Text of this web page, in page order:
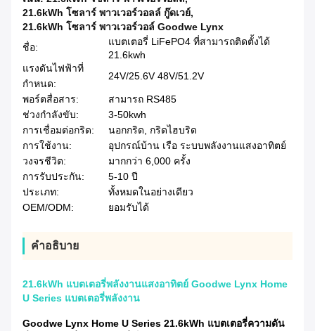
21.6kWh โซลาร์ พาวเวอร์วอลล์ กู๊ดเวย์,
21.6kWh โซลาร์ พาวเวอร์วอล์ Goodwe Lynx
ชื่อ:
แบตเตอรี่ LiFePO4 ที่สามารถติดตั้งได้
21.6kwh
แรงดันไฟฟ้าที่
กำหนด:
24V/25.6V 48V/51.2V
พอร์ตสื่อสาร:
สามารถ RS485
ช่วงกำลังขับ:
3-50kwh
การเชื่อมต่อกริด:
นอกกริด, กริดไฮบริด
การใช้งาน:
อุปกรณ์บ้าน เรือ ระบบพลังงานแสงอาทิตย์
วงจรชีวิต:
มากกว่า 6,000 ครั้ง
การรับประกัน:
5-10 ปี
ประเภท:
ทั้งหมดในอย่างเดียว
OEM/ODM:
ยอมรับได้
คําอธิบาย
21.6kWh แบตเตอรี่พลังงานแสงอาทิตย์ Goodwe Lynx Home
U Series แบตเตอรี่พลังงาน
Goodwe Lynx Home U Series 21.6kWh แบตเตอรี่ความดัน